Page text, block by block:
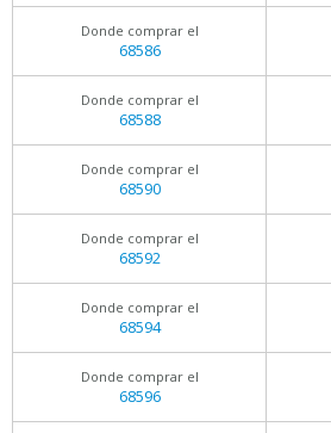
Donde comprar el
68586
Donde comprar el
68588
Donde comprar el
68590
Donde comprar el
68592
Donde comprar el
68594
Donde comprar el
68596